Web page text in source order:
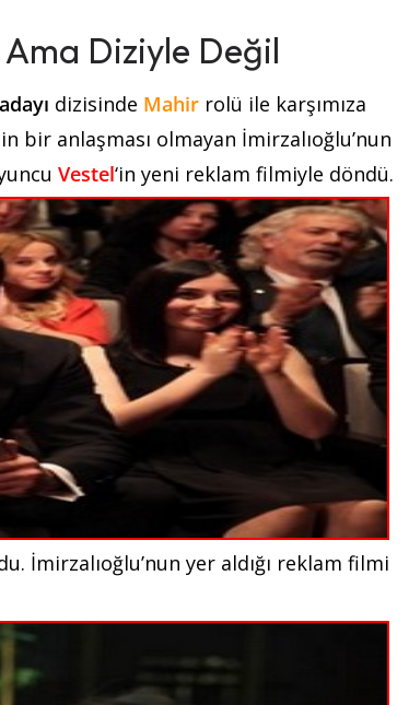
Diziyle Değil
dizisinde Mahir rolü ile karşımıza
bir anlaşması olmayan İmirzalıoğlu’nun
Vestel‘in yeni reklam filmiyle döndü.
İmirzalıoğlu’nun yer aldığı reklam filmi